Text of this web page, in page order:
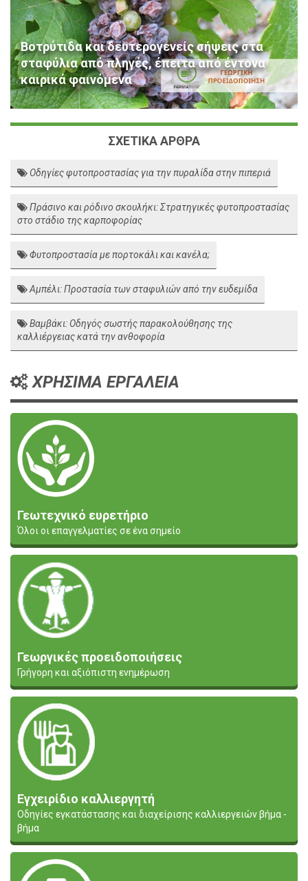
Βοτρύτιδα και δευτερογενείς σήψεις στα
σταφύλια από πληγές, έπειτα από έντονα
καιρικά φαινόμενα
ΣΧΕΤΙΚΑ ΑΡΘΡΑ
Οδηγίες φυτοπροστασίας για την πυραλίδα στην πιπεριά
Πράσινο και ρόδινο σκουλήκι: Στρατηγικές φυτοπροστασίας
στο στάδιο της καρποφορίας
Φυτοπροστασία με πορτοκάλι και κανέλα;
Αμπέλι: Προστασία των σταφυλιών από την ευδεμίδα
Βαμβάκι: Οδηγός σωστής παρακολούθησης της
καλλιέργειας κατά την ανθοφορία
ΧΡΗΣΙΜΑ ΕΡΓΑΛΕΙΑ
Γεωτεχνικό ευρετήριο
Όλοι οι επαγγελματίες σε ένα σημείο
Γεωργικές προειδοποιήσεις
Γρήγορη και αξιόπιστη ενημέρωση
Εγχειρίδιο καλλιεργητή
Οδηγίες εγκατάστασης και διαχείρισης καλλιεργειών βήμα -
βήμα